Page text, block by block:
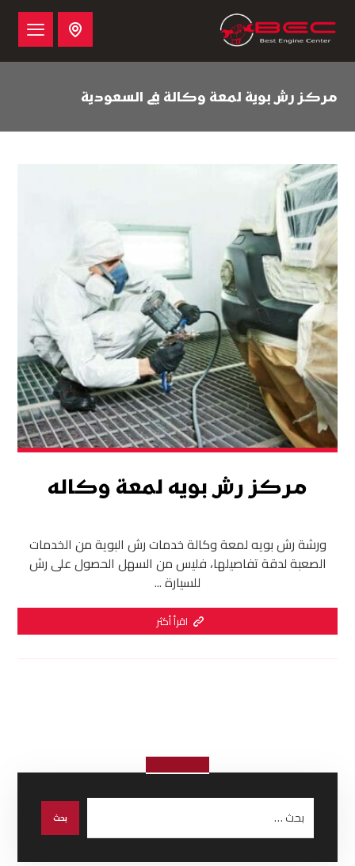
مركز رش بوية لمعة وكالة في السعودية
مركز رش بويه لمعة وكاله
ورشة رش بويه لمعة وكالة خدمات رش البوية من الخدمات
الصعبة لدقة تفاصيلها، فليس من السهل الحصول على رش
للسيارة ...
اقرأ أكثر